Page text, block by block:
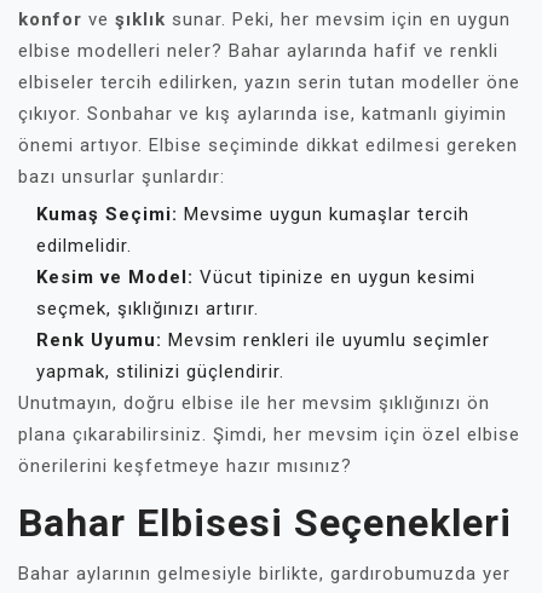
konfor ve şıklık sunar. Peki, her mevsim için en uygun
elbise modelleri neler? Bahar aylarında hafif ve renkli
elbiseler tercih edilirken, yazın serin tutan modeller öne
çıkıyor. Sonbahar ve kış aylarında ise, katmanlı giyimin
önemi artıyor. Elbise seçiminde dikkat edilmesi gereken
bazı unsurlar şunlardır:
Kumaş Seçimi: Mevsime uygun kumaşlar tercih
edilmelidir.
Kesim ve Model: Vücut tipinize en uygun kesimi
seçmek, şıklığınızı artırır.
Renk Uyumu: Mevsim renkleri ile uyumlu seçimler
yapmak, stilinizi güçlendirir.
Unutmayın, doğru elbise ile her mevsim şıklığınızı ön
plana çıkarabilirsiniz. Şimdi, her mevsim için özel elbise
önerilerini keşfetmeye hazır mısınız?
Bahar Elbisesi Seçenekleri
Bahar aylarının gelmesiyle birlikte, gardırobumuzda yer